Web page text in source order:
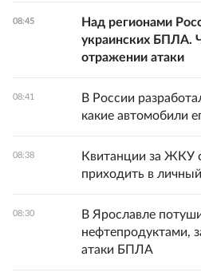
08:45
Над регионами
украинских БПЛА.
отражении атаки
08:41
В России
какие автомобили
08:38
Квитанции за ЖКУ
приходить в
08:30
В Ярославле
нефтепродуктами,
атаки БПЛА